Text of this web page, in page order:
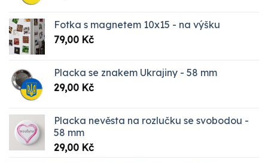
Fotka s magnetem 10x15 - na výšku
79,00 Kč
Placka se znakem Ukrajiny - 58 mm
29,00 Kč
Placka nevěsta na rozlučku se svobodou -
58 mm
29,00 Kč